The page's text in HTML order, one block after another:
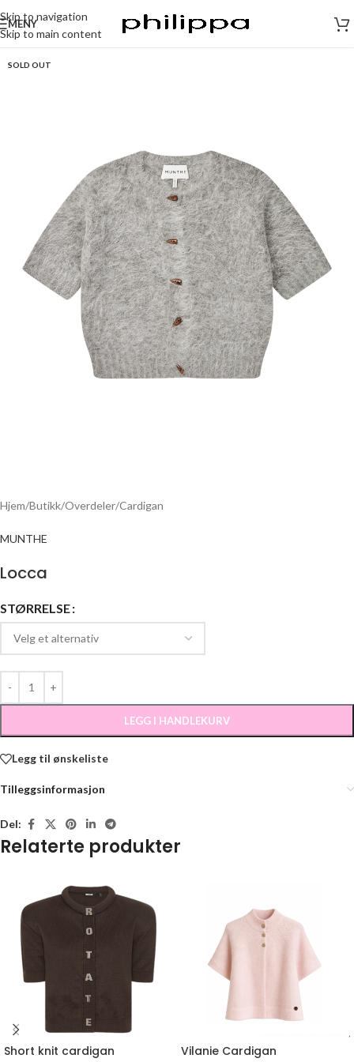
Skip to navigation
Skip to main content
MENY
SOLD OUT
Hjem/Butikk/Overdeler/Cardigan
MUNTHE
Locca
STØRRELSE
LEGG I HANDLEKURV
Legg til ønskeliste
Tilleggsinformasjon
Del:
Relaterte produkter
Short knit cardigan Vilanie Cardigan